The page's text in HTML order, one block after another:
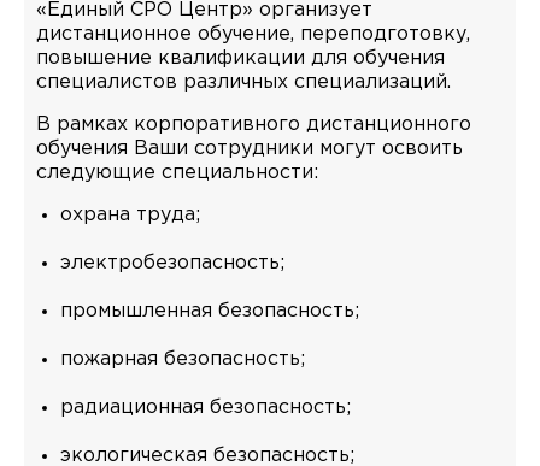
«Единый СРО Центр» организует
дистанционное обучение, переподготовку,
повышение квалификации для обучения
специалистов различных специализаций.
В рамках корпоративного дистанционного
обучения Ваши сотрудники могут освоить
следующие специальности:
охрана труда;
электробезопасность;
промышленная безопасность;
пожарная безопасность;
радиационная безопасность;
экологическая безопасность;